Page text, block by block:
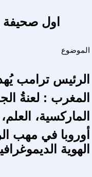
اول صحيفة
الموضوع
الرئيس ترامب
المغرب : لعنةُ
الماركسية،
أوروبا في مهب
الهوية